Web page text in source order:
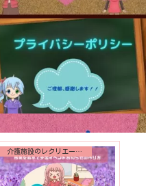
介護施設のレクリエーション